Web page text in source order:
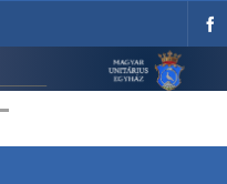
Unitárius